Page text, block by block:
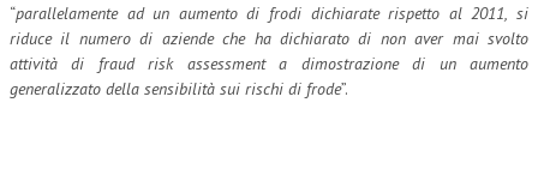
“parallelamente ad un aumento di frodi dichiarate rispetto al 2011, si
riduce il numero di aziende che ha dichiarato di non aver mai svolto
attività di fraud risk assessment a dimostrazione di un aumento
generalizzato della sensibilità sui rischi di frode”.